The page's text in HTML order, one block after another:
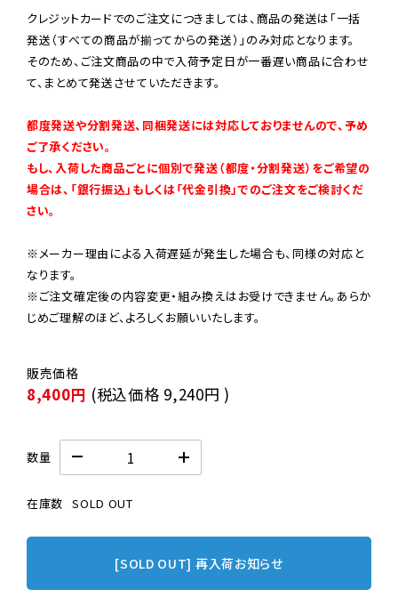
クレジットカードでのご注文につきましては、商品の発送は「一括
発送（すべての商品が揃ってからの発送）」のみ対応となります。
そのため、ご注文商品の中で入荷予定日が一番遅い商品に合わせ
て、まとめて発送させていただきます。
都度発送や分割発送、同梱発送には対応しておりませんので、予め
ご了承ください。
もし、入荷した商品ごとに個別で発送（都度・分割発送）をご希望の
場合は、「銀行振込」もしくは「代金引換」でのご注文をご検討くだ
さい。
※メーカー理由による入荷遅延が発生した場合も、同様の対応と
なります。
※ご注文確定後の内容変更・組み換えはお受けできません。あらか
じめご理解のほど、よろしくお願いいたします。
8,400円 (税込価格 9,240円 )
数量
在庫数 SOLD OUT
[SOLD OUT] 再入荷お知らせ